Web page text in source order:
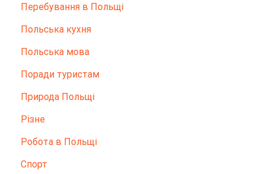
Перебування в Польщі
Польська кухня
Польська мова
Поради туристам
Природа Польщі
Різне
Робота в Польщі
Спорт